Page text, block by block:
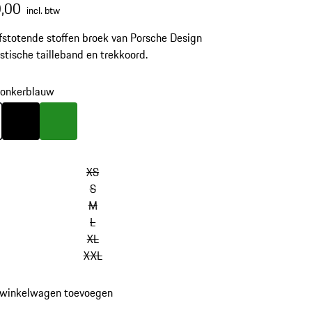
incl. btw
stoffen broek van Porsche Design
tailleband en trekkoord.
Kleur zwart
Kleur groen
XS
S
M
L
XL
XXL
toevoegen